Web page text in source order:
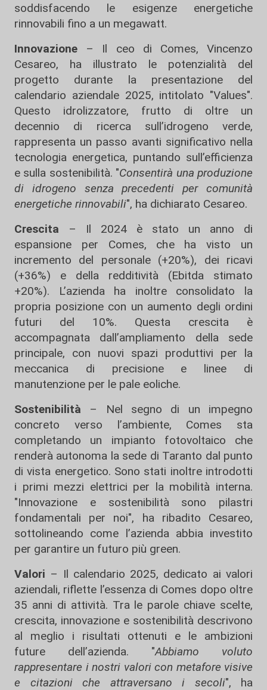
soddisfacendo le esigenze energetiche
rinnovabili fino a un megawatt.
Innovazione – Il ceo di Comes, Vincenzo
Cesareo, ha illustrato le potenzialità del
progetto durante la presentazione del
calendario aziendale 2025, intitolato "Values".
Questo idrolizzatore, frutto di oltre un
decennio di ricerca sull’idrogeno verde,
rappresenta un passo avanti significativo nella
tecnologia energetica, puntando sull’efficienza
e sulla sostenibilità. "Consentirà una produzione
di idrogeno senza precedenti per comunità
energetiche rinnovabili", ha dichiarato Cesareo.
Crescita – Il 2024 è stato un anno di
espansione per Comes, che ha visto un
incremento del personale (+20%), dei ricavi
(+36%) e della redditività (Ebitda stimato
+20%). L’azienda ha inoltre consolidato la
propria posizione con un aumento degli ordini
futuri del 10%. Questa crescita è
accompagnata dall’ampliamento della sede
principale, con nuovi spazi produttivi per la
meccanica di precisione e linee di
manutenzione per le pale eoliche.
Sostenibilità – Nel segno di un impegno
concreto verso l’ambiente, Comes sta
completando un impianto fotovoltaico che
renderà autonoma la sede di Taranto dal punto
di vista energetico. Sono stati inoltre introdotti
i primi mezzi elettrici per la mobilità interna.
"Innovazione e sostenibilità sono pilastri
fondamentali per noi", ha ribadito Cesareo,
sottolineando come l’azienda abbia investito
per garantire un futuro più green.
Valori – Il calendario 2025, dedicato ai valori
aziendali, riflette l’essenza di Comes dopo oltre
35 anni di attività. Tra le parole chiave scelte,
crescita, innovazione e sostenibilità descrivono
al meglio i risultati ottenuti e le ambizioni
future dell’azienda. "Abbiamo voluto
rappresentare i nostri valori con metafore visive
e citazioni che attraversano i secoli", ha